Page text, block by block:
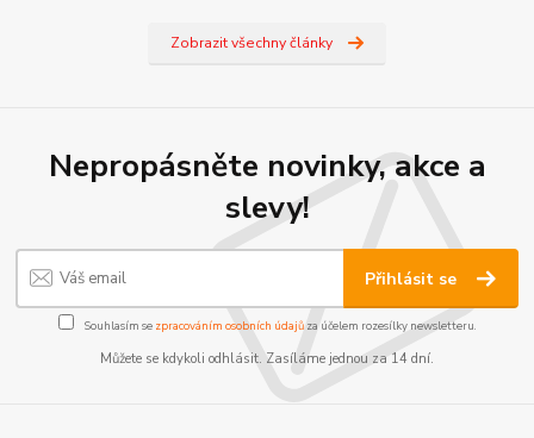
Zobrazit všechny články
Nepropásněte novinky, akce a
slevy!
Přihlásit se
Souhlasím se zpracováním osobních údajůza účelem rozesílky newsletteru.
Můžete se kdykoli odhlásit. Zasíláme jednou za 14 dní.